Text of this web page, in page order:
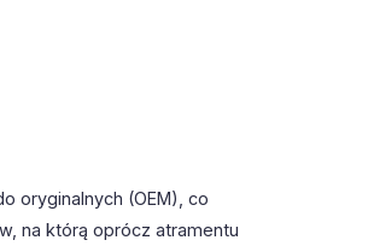
oryginalnych (OEM), co
na którą oprócz atramentu